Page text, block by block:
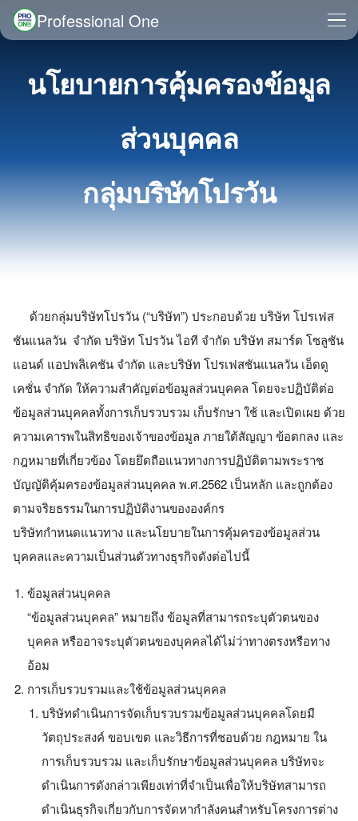
Skip
to
Professional One
นโยบายการคุ้มครองข้อมูล
ส่วนบุคคล
กลุ่มบริษัทโปรวัน
ด้วยกลุ่มบริษัทโปรวัน (“บริษัท”) ประกอบด้วย บริษัท โปรเฟส
ชันแนลวัน จำกัด บริษัท โปรวัน ไอที จำกัด บริษัท สมาร์ต โซลูชัน
แอนด์ แอปพลิเคชัน จำกัด และบริษัท โปรเฟสชันแนลวัน เอ็ดดู
เคชั่น จำกัด ให้ความสำคัญต่อข้อมูลส่วนบุคคล โดยจะปฏิบัติต่อ
ข้อมูลส่วนบุคคลทั้งการเก็บรวบรวม เก็บรักษา ใช้ และเปิดเผย ด้วย
ความเคารพในสิทธิของเจ้าของข้อมูล ภายใต้สัญญา ข้อตกลง และ
กฎหมายที่เกี่ยวข้อง โดยยึดถือแนวทางการปฏิบัติตามพระราช
บัญญัติคุ้มครองข้อมูลส่วนบุคคล พ.ศ.2562 เป็นหลัก และถูกต้อง
ตามจริยธรรมในการปฏิบัติงานขององค์กร
บริษัทกำหนดแนวทาง และนโยบายในการคุ้มครองข้อมูลส่วน
บุคคลและความเป็นส่วนตัวทางธุรกิจดังต่อไปนี้
ข้อมูลส่วนบุคคล
“ข้อมูลส่วนบุคคล” หมายถึง ข้อมูลที่สามารถระบุตัวตนของ
บุคคล หรืออาจระบุตัวตนของบุคคลได้ไม่ว่าทางตรงหรือทาง
อ้อม
การเก็บรวบรวมและใช้ข้อมูลส่วนบุคคล
บริษัทดำเนินการจัดเก็บรวบรวมข้อมูลส่วนบุคคลโดยมี
วัตถุประสงค์ ขอบเขต และวิธีการที่ชอบด้วย กฎหมาย ใน
การเก็บรวบรวม และเก็บรักษาข้อมูลส่วนบุคคล บริษัทจะ
ดำเนินการดังกล่าวเพียงเท่าที่จำเป็นเพื่อให้บริษัทสามารถ
ดำเนินธุรกิจเกี่ยวกับการจัดหากำลังคนสำหรับโครงการต่าง